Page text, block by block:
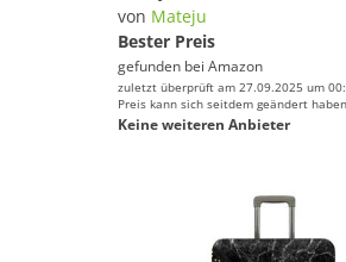
von Mateju
Bester Preis
gefunden bei Amazon
zuletzt überprüft am 27.09.2025 um
Preis kann sich seitdem geändert
Keine weiteren Anbieter